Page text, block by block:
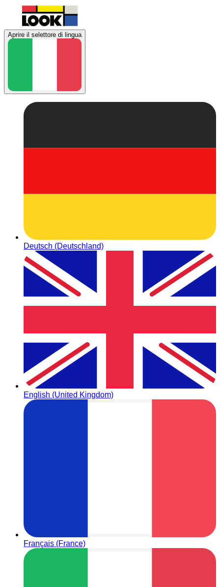
Aprire il selettore di lingua
Deutsch (Deutschland)
English (United Kingdom)
Français (France)